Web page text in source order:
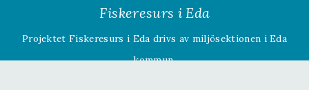
Fiskeresurs i Eda
Projektet Fiskeresurs i Eda drivs av miljösektionen i Eda
kommun.